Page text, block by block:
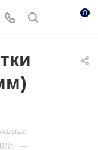
0
—
—